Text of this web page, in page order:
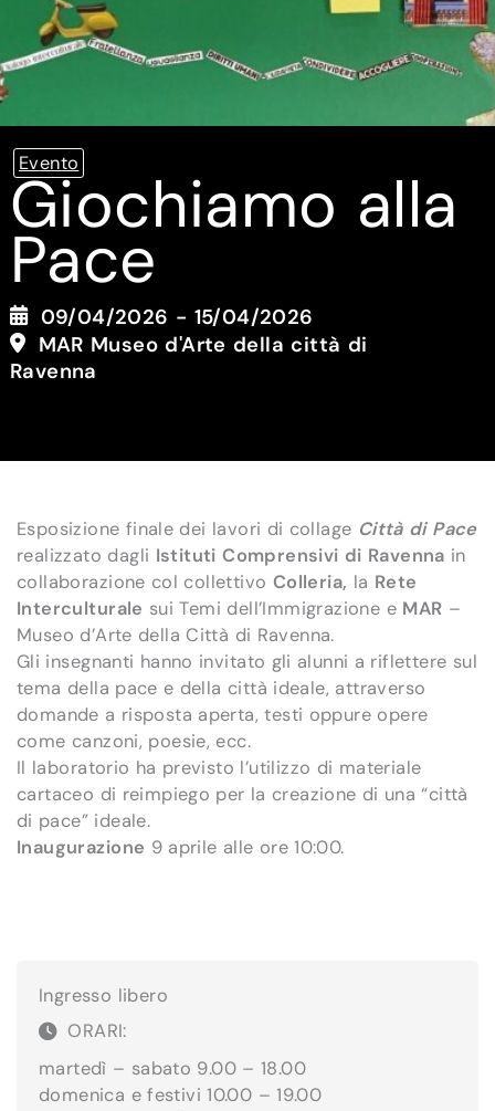
Evento
Giochiamo alla
Pace
09/04/2026 - 15/04/2026
MAR Museo d'Arte della città di
Ravenna
Esposizione finale dei lavori di collage Città di Pace
realizzato dagli Istituti Comprensivi di Ravenna in
collaborazione col collettivo Colleria, la Rete
Interculturale sui Temi dell’Immigrazione eMAR –
Museo d’Arte della Città di Ravenna.
Gli insegnanti hanno invitato gli alunni a riflettere sul
tema della pace e della città ideale, attraverso
domande a risposta aperta, testi oppure opere
come canzoni, poesie, ecc.
Il laboratorio ha previsto l’utilizzo di materiale
cartaceo di reimpiego per la creazione di una “città
di pace” ideale.
Inaugurazione 9 aprile alle ore 10:00.
Ingresso libero
ORARI:
martedì – sabato 9.00 – 18.00
domenica e festivi 10.00 – 19.00